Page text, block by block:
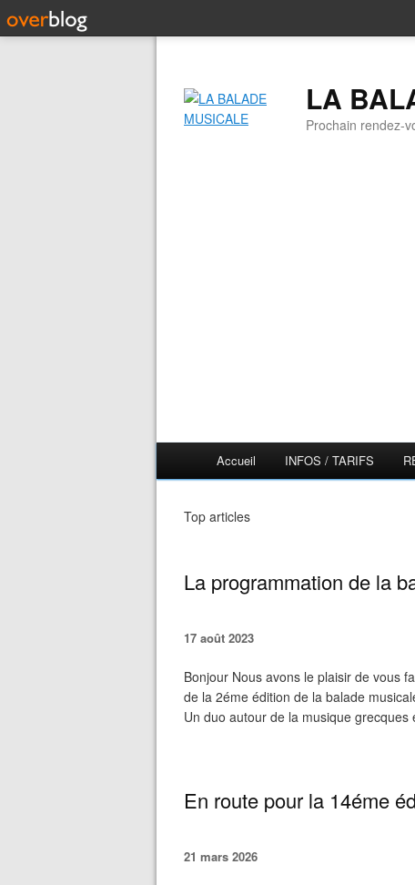
LA
Prochain rendez-
Accueil INFOS / TARIFS
Top articles
La programmation de la
17 août 2023
Bonjour Nous avons le plaisir de vous
de la 2éme édition de la balade
Un duo autour de la musique
En route pour la 14éme
21 mars 2026